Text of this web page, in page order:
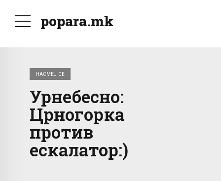
popara.mk
НАСМЕЈ СЕ
Урнебесно:
Црногорка
против
ескалатор:)